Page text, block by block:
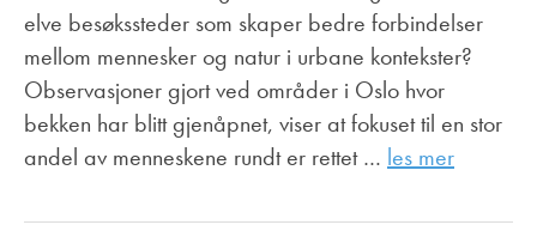
elve besøkssteder som skaper bedre forbindelser
mellom mennesker og natur i urbane kontekster?
Observasjoner gjort ved områder i Oslo hvor
bekken har blitt gjenåpnet, viser at fokuset til en stor
andel av menneskene rundt er rettet … les mer